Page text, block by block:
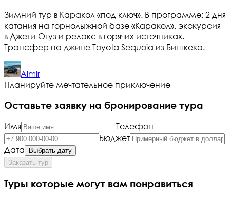
Зимний тур в Каракол «под ключ». В программе: 2 дня
катания на горнолыжной базе «Каракол», экскурсия
в Джети-Огуз и релакс в горячих источниках.
Трансфер на джипе Toyota Sequoia из Бишкека.
Almir
Планируйте мечтательное приключение
Оставьте заявку на бронирование тура
Имя
Телефон
Бюджет
Дата
Выбрать дату
Заказать тур
Туры которые могут вам понравиться